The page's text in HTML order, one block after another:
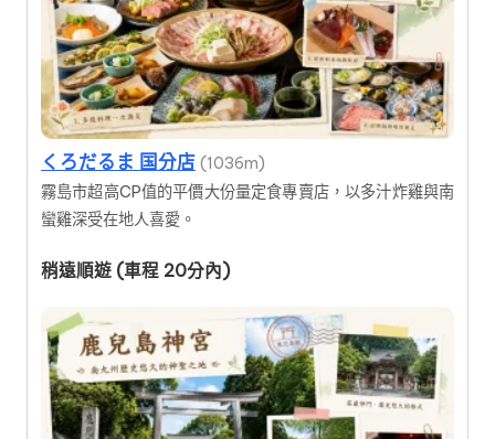
くろだるま 国分店 (1036m)
霧島市超高CP值的平價大份量定食專賣店，以多汁炸雞與南
蠻雞深受在地人喜愛。
稍遠順遊 (車程 20分內)